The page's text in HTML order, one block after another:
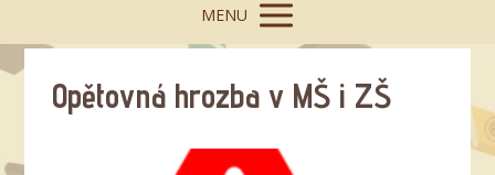
MENU
Opětovná hrozba v MŠ i ZŠ